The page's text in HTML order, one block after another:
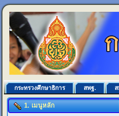
กระทรวงศึกษาธิการ สพฐ.
1. เมนูหลัก